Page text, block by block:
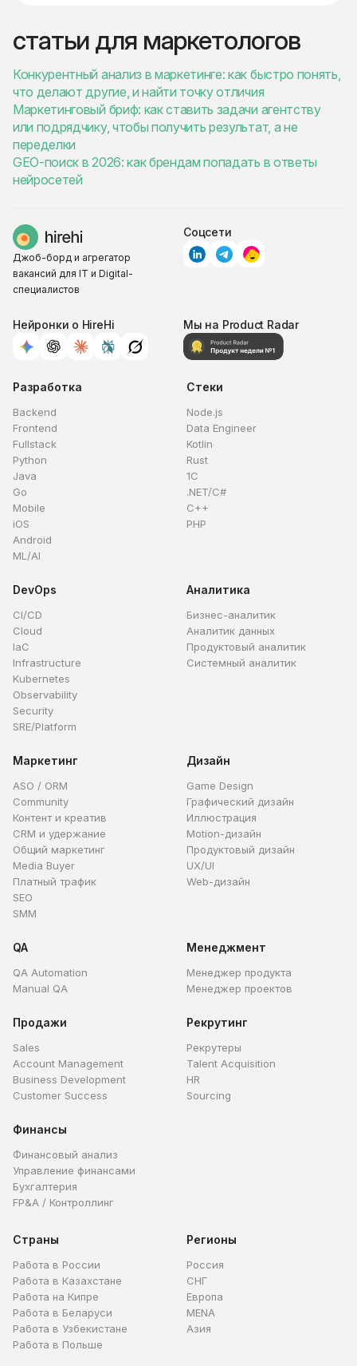
статьи для маркетологов
Конкурентный анализ в маркетинге: как быстро понять,
что делают другие, и найти точку отличия
Маркетинговый бриф: как ставить задачи агентству
или подрядчику, чтобы получить результат, а не
переделки
GEO-поиск в 2026: как брендам попадать в ответы
нейросетей
Джоб-борд и агрегатор
вакансий для IT и Digital-
специалистов
Соцсети
Нейронки о HireHi Мы на Product Radar
Разработка
Backend
Frontend
Fullstack
Python
Java
Go
Mobile
iOS
Android
ML/AI
Стеки
Node.js
Data Engineer
Kotlin
Rust
1C
.NET/C#
C++
PHP
DevOps
CI/CD
Cloud
IaC
Infrastructure
Kubernetes
Observability
Security
SRE/Platform
Аналитика
Бизнес-аналитик
Аналитик данных
Продуктовый аналитик
Системный аналитик
Маркетинг
ASO / ORM
Community
Контент и креатив
CRM и удержание
Общий маркетинг
Media Buyer
Платный трафик
SEO
SMM
Дизайн
Game Design
Графический дизайн
Иллюстрация
Motion-дизайн
Продуктовый дизайн
UX/UI
Web-дизайн
QA
QA Automation
Manual QA
Менеджмент
Менеджер продукта
Менеджер проектов
Продажи
Sales
Account Management
Business Development
Customer Success
Рекрутинг
Рекрутеры
Talent Acquisition
HR
Sourcing
Финансы
Финансовый анализ
Управление финансами
Бухгалтерия
FP&A / Контроллинг
Страны
Работа в России
Работа в Казахстане
Работа на Кипре
Работа в Беларуси
Работа в Узбекистане
Работа в Польше
Регионы
Россия
СНГ
Европа
MENA
Азия